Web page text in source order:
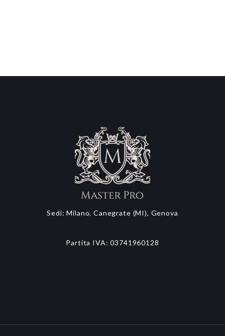
Sedi: Milano, Canegrate (MI), Genova
Partita IVA: 03741960128